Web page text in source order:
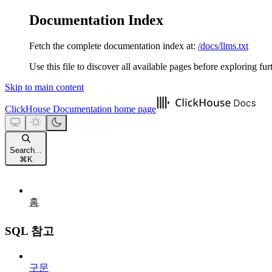
Documentation Index
Fetch the complete documentation index at: /docs/llms.txt
Use this file to discover all available pages before exploring
Skip to main content
ClickHouse Documentation home page
Search...
⌘ K
홈
SQL 참고
구문